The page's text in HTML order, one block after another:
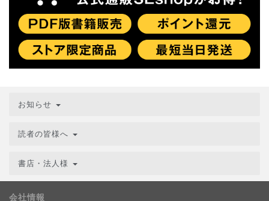
お知らせ
読者の皆様へ
書店・法人様
会社情報